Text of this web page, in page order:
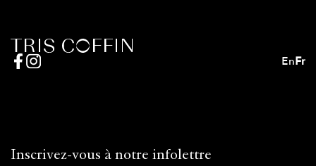
En Fr
Inscrivez-vous à notre infolettre